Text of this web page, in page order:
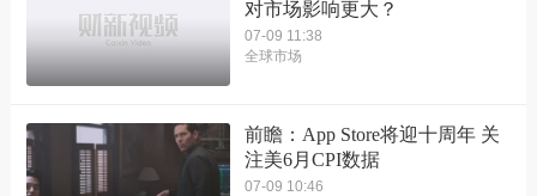
对市场影响更大？
07-09 11:38
全球市场
前瞻：App Store将迎十周年 关
注美6月CPI数据
07-09 10:46